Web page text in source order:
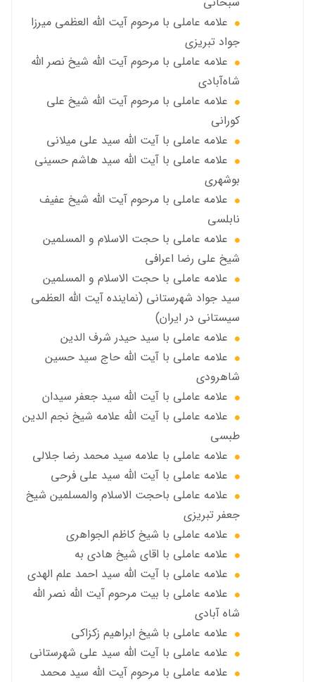
علامه عاملی با مرحوم آيت الله العظمى ميرزا
جواد تبريزي
علامه عاملی با مرحوم آيت الله شيخ نصر الله
شاه‌آبادي
علامه عاملی با مرحوم آيت الله شيخ علي
كوراني
علامه عاملی با آیت الله سيد علي ميلاني
علامه عاملی با آيت الله سید هاشم حسینی
بوشهری
علامه عاملی با مرحوم آيت الله شيخ عفيف
نابلسي
علامه عاملي با حجت الاسلام و المسلمین
شیخ علی رضا اعرافی
علامه عاملي با حجت الاسلام و المسلمین
سید جواد شهرستانی (نماینده آیت الله العظمى
سیستانی در ایران)
علامه عاملي با سيد حیدر شرف الدين
علامه عاملي با آیت‌ الله حاج سید حسین
شاهرودی
علامه عاملي با آیت الله سید جعفر سيدان
علامه عاملي با آیت الله علامه شيخ نجم الدين
طبسي
علامه عاملي با علامه سيد محمد رضا جلالي
علامه عاملي با آيت الله سید علی فرحی
علامه عاملي باحجت الاسلام والمسلمين شیخ
جعفر تبریزی
علامه عاملی با شيخ كاظم الجواهري
علامه عاملي با اقای شیخ هادی به
علامه عاملي با آیت الله سید احمد علم الهدی
علامه عاملي با بيت مرحوم آيت الله نصر الله
شاه آبادی
علامه عاملي با شیخ ابراهیم زکزاکی
علامه عاملي با آيت الله سید علی شهرستانی
علامه عاملي با مرحوم آیت الله سید محمد